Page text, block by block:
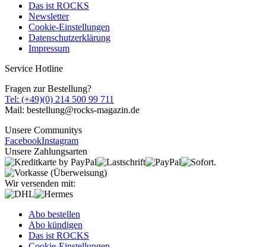
Das ist ROCKS
Newsletter
Cookie-Einstellungen
Datenschutzerklärung
Impressum
Service Hotline
Fragen zur Bestellung?
Tel: (+49)(0) 214 500 99 711
Mail: bestellung@rocks-magazin.de
Unsere Communitys
FacebookInstagram
Unsere Zahlungsarten
Wir versenden mit:
Abo bestellen
Abo kündigen
Das ist ROCKS